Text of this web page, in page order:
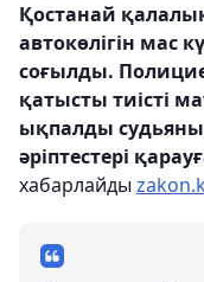
Қостанай
автокөлігін мас
соғылды.
қатысты тиісті
ықпалды
әріптестері
хабарлайды